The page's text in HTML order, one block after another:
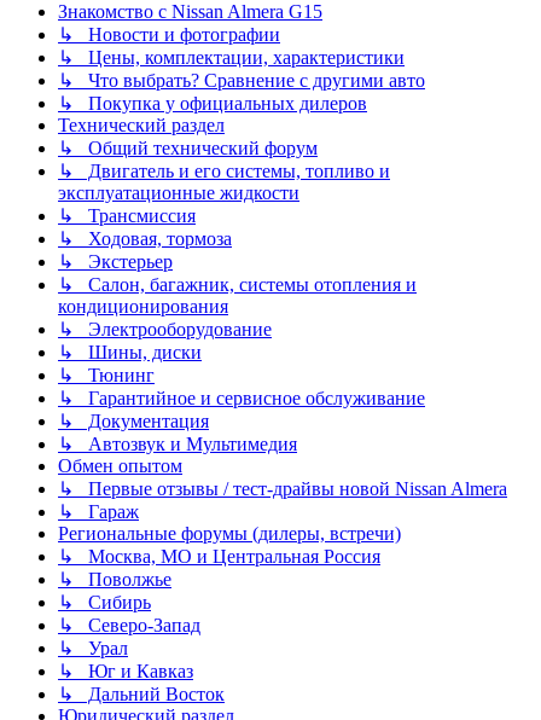
Знакомство с Nissan Almera G15
↳ Новости и фотографии
↳ Цены, комплектации, характеристики
↳ Что выбрать? Сравнение с другими авто
↳ Покупка у официальных дилеров
Технический раздел
↳ Общий технический форум
↳ Двигатель и его системы, топливо и
эксплуатационные жидкости
↳ Трансмиссия
↳ Ходовая, тормоза
↳ Экстерьер
↳ Салон, багажник, системы отопления и
кондиционирования
↳ Электрооборудование
↳ Шины, диски
↳ Тюнинг
↳ Гарантийное и сервисное обслуживание
↳ Документация
↳ Автозвук и Мультимедия
Обмен опытом
↳ Первые отзывы / тест-драйвы новой Nissan Almera
↳ Гараж
Региональные форумы (дилеры, встречи)
↳ Москва, МО и Центральная Россия
↳ Поволжье
↳ Сибирь
↳ Северо-Запад
↳ Урал
↳ Юг и Кавказ
↳ Дальний Восток